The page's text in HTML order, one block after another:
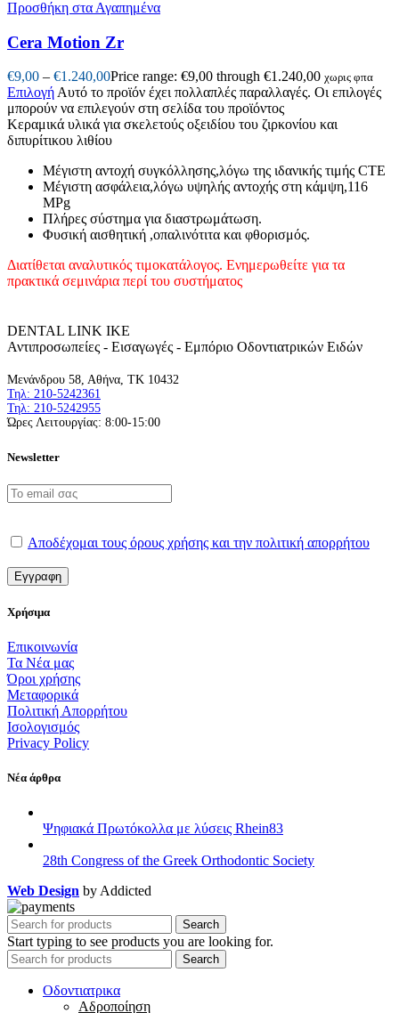
Προσθήκη στα Αγαπημένα
Cera Motion Zr
€9,00 – €1.240,00Price range: €9,00 through €1.240,00 χωρις φπα
ΕπιλογήΑυτό το προϊόν έχει πολλαπλές παραλλαγές. Οι επιλογές
μπορούν να επιλεγούν στη σελίδα του προϊόντος
Κεραμικά υλικά για σκελετούς οξειδίου του ζιρκονίου και
διπυρίτικου λιθίου
Μέγιστη αντοχή συγκόλλησης,λόγω της ιδανικής τιμής CTE
Μέγιστη ασφάλεια,λόγω υψηλής αντοχής στη κάμψη,116
MPg
Πλήρες σύστημα για διαστρωμάτωση.
Φυσική αισθητική ,οπαλινότιτα και φθορισμός.
Διατίθεται αναλυτικός τιμοκατάλογος. Ενημερωθείτε για τα
πρακτικά σεμινάρια περί του συστήματος
DENTAL LINK ΙΚΕ
Αντιπροσωπείες - Εισαγωγές - Εμπόριο Οδοντιατρικών Ειδών
Μενάνδρου 58, Αθήνα, ΤΚ 10432
Τηλ: 210-5242361
Τηλ: 210-5242955
Ώρες Λειτουργίας: 8:00-15:00
Newsletter
Αποδέχομαι τους όρους χρήσης και την πολιτική απορρήτου
Χρήσιμα
Επικοινωνία
Τα Νέα μας
Όροι χρήσης
Μεταφορικά
Πολιτική Απορρήτου
Ισολογισμός
Privacy Policy
Νέα άρθρα
Ψηφιακά Πρωτόκολλα με λύσεις Rhein83
28th Congress of the Greek Orthodontic Society
Web Design by Addicted
Search
Start typing to see products you are looking for.
Search
Οδοντιατρικα
Αδροποίηση